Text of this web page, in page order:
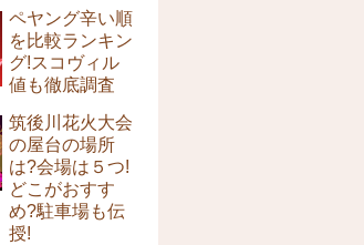
ペヤング辛い順
を比較ランキン
グ!スコヴィル
値も徹底調査
筑後川花火大会
の屋台の場所
は?会場は５つ!
どこがおすす
め?駐車場も伝
授!